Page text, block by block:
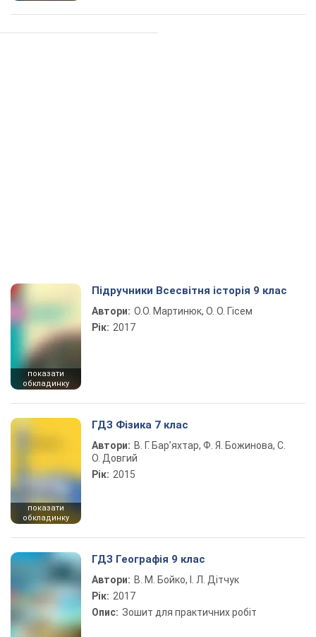
показати
обкладинку
Підручники Всесвітня історія 9 клас
Автори: О.О. Мартинюк, О. О. Гісем
Рік: 2017
показати
обкладинку
ГДЗ Фізика 7 клас
Автори: В. Г. Бар’яхтар, Ф. Я. Божинова, С.
О. Довгий
Рік: 2015
ГДЗ Географія 9 клас
Автори: В. М. Бойко, І. Л. Дітчук
Рік: 2017
Опис: Зошит для практичних робіт